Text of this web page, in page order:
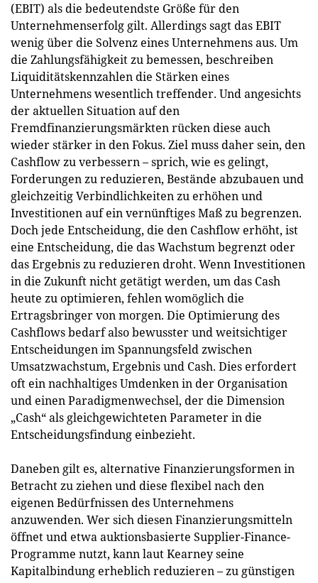
(EBIT) als die bedeutendste Größe für den
Unternehmenserfolg gilt. Allerdings sagt das EBIT
wenig über die Solvenz eines Unternehmens aus. Um
die Zahlungsfähigkeit zu bemessen, beschreiben
Liquiditätskennzahlen die Stärken eines
Unternehmens wesentlich treffender. Und angesichts
der aktuellen Situation auf den
Fremdfinanzierungsmärkten rücken diese auch
wieder stärker in den Fokus. Ziel muss daher sein, den
Cashflow zu verbessern – sprich, wie es gelingt,
Forderungen zu reduzieren, Bestände abzubauen und
gleichzeitig Verbindlichkeiten zu erhöhen und
Investitionen auf ein vernünftiges Maß zu begrenzen.
Doch jede Entscheidung, die den Cashflow erhöht, ist
eine Entscheidung, die das Wachstum begrenzt oder
das Ergebnis zu reduzieren droht. Wenn Investitionen
in die Zukunft nicht getätigt werden, um das Cash
heute zu optimieren, fehlen womöglich die
Ertragsbringer von morgen. Die Optimierung des
Cashflows bedarf also bewusster und weitsichtiger
Entscheidungen im Spannungsfeld zwischen
Umsatzwachstum, Ergebnis und Cash. Dies erfordert
oft ein nachhaltiges Umdenken in der Organisation
und einen Paradigmenwechsel, der die Dimension
„Cash“ als gleichgewichteten Parameter in die
Entscheidungsfindung einbezieht.
Daneben gilt es, alternative Finanzierungsformen in
Betracht zu ziehen und diese flexibel nach den
eigenen Bedürfnissen des Unternehmens
anzuwenden. Wer sich diesen Finanzierungsmitteln
öffnet und etwa auktionsbasierte Supplier-Finance-
Programme nutzt, kann laut Kearney seine
Kapitalbindung erheblich reduzieren – zu günstigen